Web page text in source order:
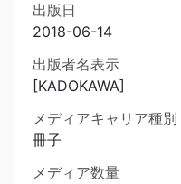
出版日
2018-06-14
出版者名表示
[KADOKAWA]
メディアキャリア種別
冊子
メディア数量